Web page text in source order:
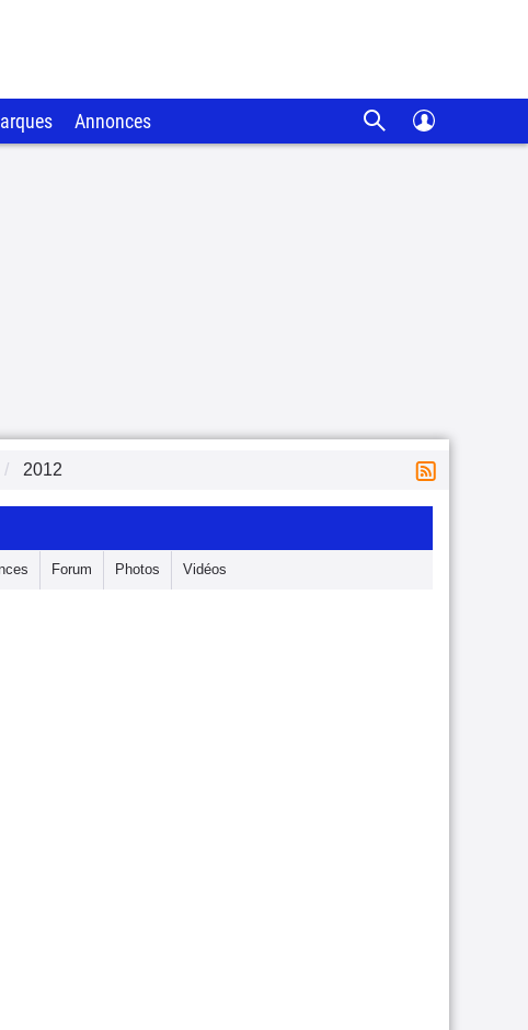
Annonces
2012
Forum Photos Vidéos